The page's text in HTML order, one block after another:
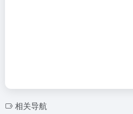
相关导航